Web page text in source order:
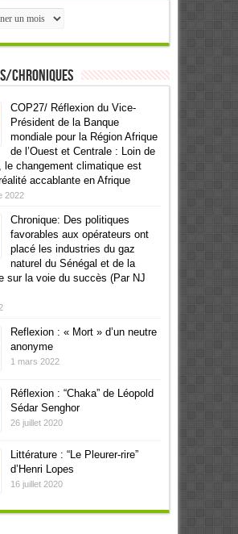
Chroniques
COP27/ Réflexion du Vice-
Président de la Banque
mondiale pour la Région Afrique
de l’Ouest et Centrale : Loin de
le changement climatique est
accablante en Afrique
2022
Chronique: Des politiques
favorables aux opérateurs ont
placé les industries du gaz
naturel du Sénégal et de la
sur la voie du succès (Par NJ
Reflexion : « Mort » d’un neutre
anonyme
1 mars 2022
Réflexion : “Chaka” de Léopold
Sédar Senghor
26 juillet 2020
Littérature : “Le Pleurer-rire”
d’Henri Lopes
16 juillet 2020